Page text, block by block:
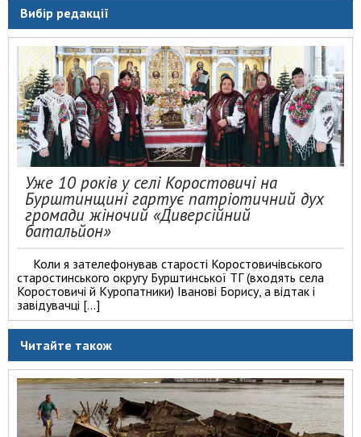
Вибір редакції
Уже 10 років у селі Коростовичі на
Бурштинщині гартує патріотичний дух
громади жіночий «Диверсійний
батальйон»
Коли я зателефонував старості Коростовичівського
старостинського округу Бурштинської ТГ (входять села
Коростовичі й Куропатники) Іванові Борису, а відтак і
завідувачці […]
Читайте також